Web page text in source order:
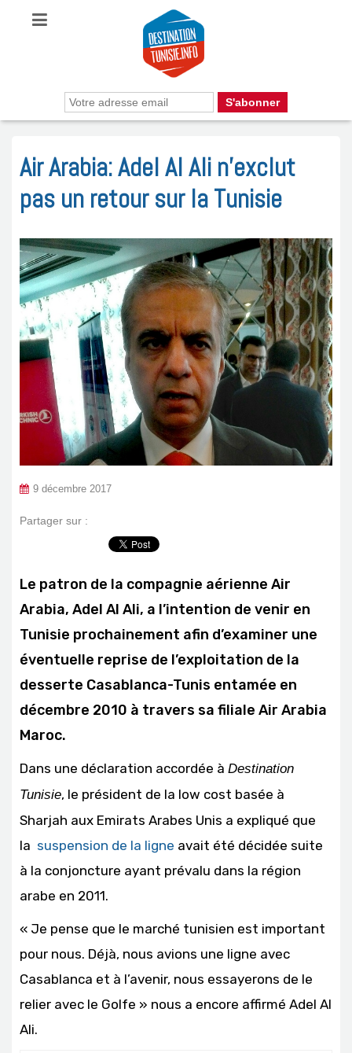
Air Arabia: Adel Al Ali n’exclut
pas un retour sur la Tunisie
9 décembre 2017
Partager sur :
Le patron de la compagnie aérienne Air
Arabia, Adel Al Ali, a l’intention de venir en
Tunisie prochainement afin d’examiner une
éventuelle reprise de l’exploitation de la
desserte Casablanca-Tunis entamée en
décembre 2010 à travers sa filiale Air Arabia
Maroc.
Dans une déclaration accordée à Destination
Tunisie, le président de la low cost basée à
Sharjah aux Emirats Arabes Unis a expliqué que
la suspension de la ligne avait été décidée suite
à la conjoncture ayant prévalu dans la région
arabe en 2011.
« Je pense que le marché tunisien est important
pour nous. Déjà, nous avions une ligne avec
Casablanca et à l’avenir, nous essayerons de le
relier avec le Golfe » nous a encore affirmé Adel Al
Ali.